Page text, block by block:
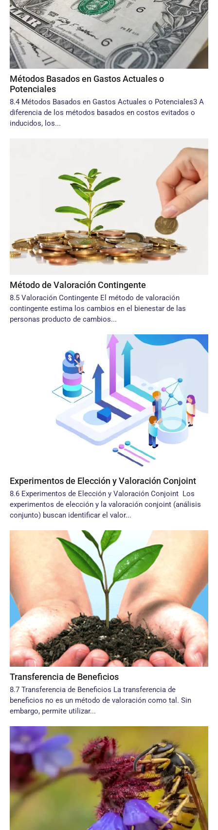
Métodos Basados en Gastos Actuales o
Potenciales
8.4 Métodos Basados en Gastos Actuales o Potenciales3 A
diferencia de los métodos basados en costos evitados o
inducidos, los...
Método de Valoración Contingente
8.5 Valoración Contingente El método de valoración
contingente estima los cambios en el bienestar de las
personas producto de cambios...
Experimentos de Elección y Valoración Conjoint
8.6 Experimentos de Elección y Valoración Conjoint Los
experimentos de elección y la valoración conjoint (análisis
conjunto) buscan identificar el valor...
Transferencia de Beneficios
8.7 Transferencia de Beneficios La transferencia de
beneficios no es un método de valoración como tal. Sin
embargo, permite utilizar...